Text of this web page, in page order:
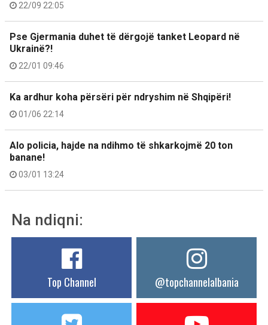
22/09 22:05
Pse Gjermania duhet të dërgojë tanket Leopard në
Ukrainë?!
22/01 09:46
Ka ardhur koha përsëri për ndryshim në Shqipëri!
01/06 22:14
Alo policia, hajde na ndihmo të shkarkojmë 20 ton
banane!
03/01 13:24
Na ndiqni:
Top Channel @topchannelalbania